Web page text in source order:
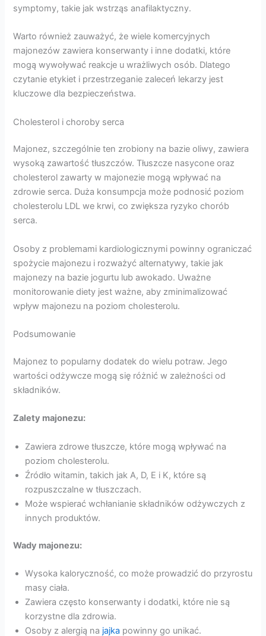
symptomy, takie jak wstrząs anafilaktyczny.
Warto również zauważyć, że wiele komercyjnych
majonezów zawiera konserwanty i inne dodatki, które
mogą wywoływać reakcje u wrażliwych osób. Dlatego
czytanie etykiet i przestrzeganie zaleceń lekarzy jest
kluczowe dla bezpieczeństwa.
Cholesterol i choroby serca
Majonez, szczególnie ten zrobiony na bazie oliwy, zawiera
wysoką zawartość tłuszczów. Tłuszcze nasycone oraz
cholesterol zawarty w majonezie mogą wpływać na
zdrowie serca. Duża konsumpcja może podnosić poziom
cholesterolu LDL we krwi, co zwiększa ryzyko chorób
serca.
Osoby z problemami kardiologicznymi powinny ograniczać
spożycie majonezu i rozważyć alternatywy, takie jak
majonezy na bazie jogurtu lub awokado. Uważne
monitorowanie diety jest ważne, aby zminimalizować
wpływ majonezu na poziom cholesterolu.
Podsumowanie
Majonez to popularny dodatek do wielu potraw. Jego
wartości odżywcze mogą się różnić w zależności od
składników.
Zalety majonezu:
Zawiera zdrowe tłuszcze, które mogą wpływać na
poziom cholesterolu.
Źródło witamin, takich jak A, D, E i K, które są
rozpuszczalne w tłuszczach.
Może wspierać wchłanianie składników odżywczych z
innych produktów.
Wady majonezu:
Wysoka kaloryczność, co może prowadzić do przyrostu
masy ciała.
Zawiera często konserwanty i dodatki, które nie są
korzystne dla zdrowia.
Osoby z alergią na jajka powinny go unikać.